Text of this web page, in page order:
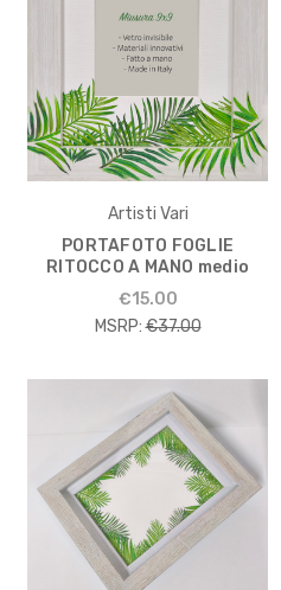
Artisti Vari
PORTAFOTO FOGLIE
RITOCCO A MANO medio
€15.00
MSRP: €37.00